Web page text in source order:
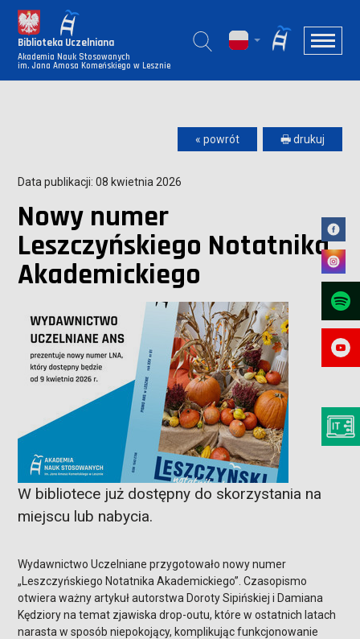
Biblioteka Uczelniana
Akademia Nauk Stosowanych
im. Jana Amosa Komeńskiego w Lesznie
« powrót 🖶 drukuj
Data publikacji: 08 kwietnia 2026
Nowy numer
Leszczyńskiego Notatnika
Akademickiego
W bibliotece już dostępny do skorzystania na
miejscu lub nabycia.
Wydawnictwo Uczelniane przygotowało nowy numer
„Leszczyńskiego Notatnika Akademickiego”. Czasopismo
otwiera ważny artykuł autorstwa Doroty Sipińskiej i Damiana
Kędziory na temat zjawiska drop-outu, które w ostatnich latach
narasta w sposób niepokojący, komplikując funkcjonowanie